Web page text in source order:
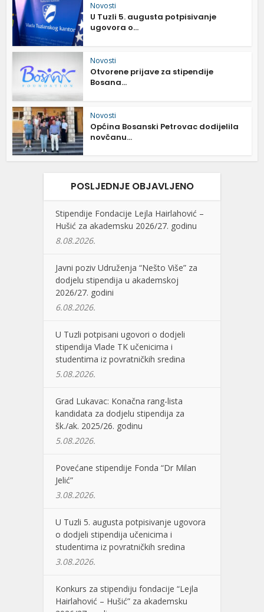
Novosti
U Tuzli 5. augusta potpisivanje
ugovora o...
Novosti
Otvorene prijave za stipendije
Bosana...
Novosti
Općina Bosanski Petrovac dodijelila
novčanu...
POSLJEDNJE OBJAVLJENO
Stipendije Fondacije Lejla Hairlahović –
Hušić za akademsku 2026/27. godinu
8.08.2026.
Javni poziv Udruženja “Nešto Više” za
dodjelu stipendija u akademskoj
2026/27. godini
6.08.2026.
U Tuzli potpisani ugovori o dodjeli
stipendija Vlade TK učenicima i
studentima iz povratničkih sredina
5.08.2026.
Grad Lukavac: Konačna rang-lista
kandidata za dodjelu stipendija za
šk./ak. 2025/26. godinu
5.08.2026.
Povećane stipendije Fonda “Dr Milan
Jelić”
3.08.2026.
U Tuzli 5. augusta potpisivanje ugovora
o dodjeli stipendija učenicima i
studentima iz povratničkih sredina
3.08.2026.
Konkurs za stipendiju fondacije “Lejla
Hairlahović – Hušić” za akademsku